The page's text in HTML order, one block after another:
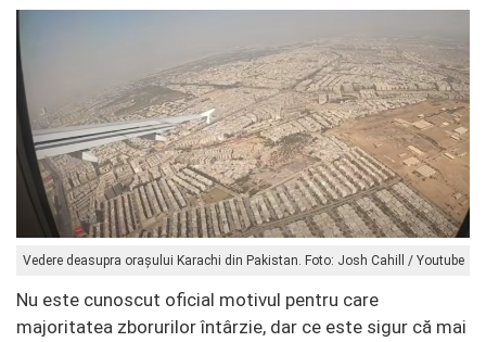
Vedere deasupra orașului Karachi din Pakistan. Foto: Josh Cahill / Youtube
Nu este cunoscut oficial motivul pentru care
majoritatea zborurilor întârzie, dar ce este sigur că mai